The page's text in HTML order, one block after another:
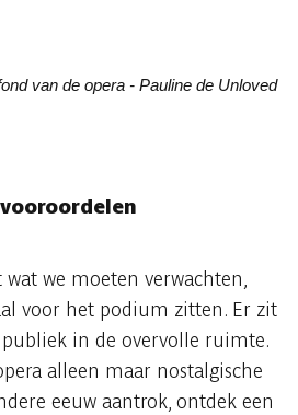
van de opera - Pauline de Unloved
we moeten verwachten,
voor het podium zitten. Er zit
in de overvolle ruimte.
alleen maar nostalgische
eeuw aantrok, ontdek een